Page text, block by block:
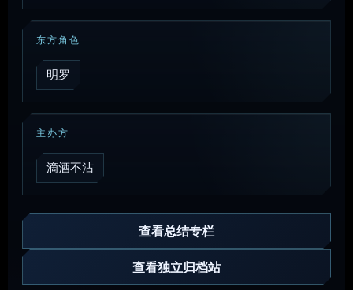
东方角色
明罗
主办方
滴酒不沾
查看总结专栏
查看独立归档站